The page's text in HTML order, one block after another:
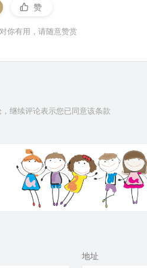
赞
你有用，请随意赞赏
继续评论表示您已同意该条款
地址